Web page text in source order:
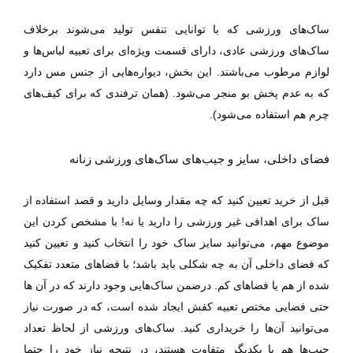
ساک‌های ورزشی که با توانایی تنفس تولید می‌شوند بر‌خلاف
ساک‌های ورزشی عادی، دارای قسمت ویژه‌ای برای تعبیه لباس‌ها و
لوازم مرطوب می‌باشند. این بخش، دیواره‌هایی از جنس مس دارد
که به عدم پخش بو منجر می‌شود. (همان ترفندی که برای کیف‌های
چرم هم استفاده می‌شود).
فضای داخلی، سایز و جیب‌های ساک‌های ورزشی زنانه
قبل از خرید تعیین کنید که چه مقدار وسایل دارید و قصد استفاده از
ساک برای اهدافی غیر ورزشی را دارید یا نه! با مشخص‌ کردن این
موضوع مهم، می‌توانید سایز ساک خود را انتخاب کنید و تعیین کنید
که فضای داخلی آن به چه شکلی باید باشد؛ با فضاهای متعدد تفکیک
‌شده از هم یا فضاهای کم. درضمن ساک‌هایی وجود ‌دارند که در آن ها
حتی فضایی مختص تعبیه کفش ایجاد شده است، که در صورت نیاز
می‌توانید آن‌ها را خریداری کنید. ساک‌های ورزشی از لحاظ تعداد
جیب‌ها هم با یکدیگر متفاوت هستند، در نتیجه نیاز خود را حتما